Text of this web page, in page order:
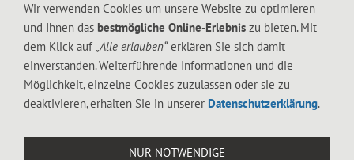
vom Kinderprogramm bis zur Tischzauberei. Lassen Sie sich faszinieren von
meiner Zauber-Sprech-Show, angerührt mit sprachlichen Sequenzen,
gewürzt mit Gags und visuellen Illusionen wie Kaninchen, Vasen, Seilen,
Wir verwenden Cookies um unsere Website zu optimieren
und Ihnen das bestmögliche Online-Erlebnis zu bieten. Mit
dem Klick auf „Alle erlauben“erklären Sie sich damit
einverstanden. Weiterführende Informationen und die
Möglichkeit, einzelne Cookies zuzulassen oder sie zu
deaktivieren, erhalten Sie in unserer Datenschutzerklärung.
NUR NOTWENDIGE